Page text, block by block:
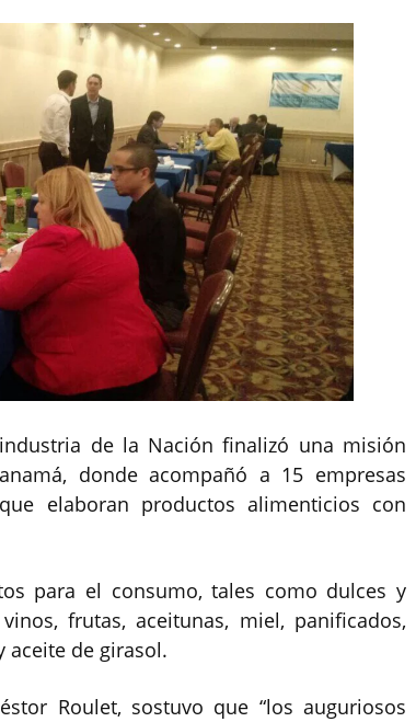
de la Nación finalizó una misión
donde acompañó a 15 empresas
elaboran productos alimenticios con
para el consumo, tales como dulces y
frutas, aceitunas, miel, panificados,
aceite de girasol.
Roulet, sostuvo que “los auguriosos